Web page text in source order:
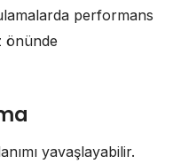
performans
önünde
yavaşlayabilir.